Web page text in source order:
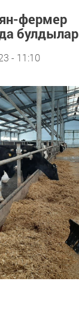
фермер
булдылар
- 11:10